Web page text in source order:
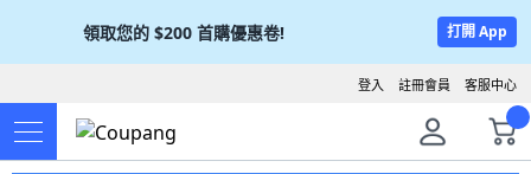
領取您的 $200 首購優惠卷! 打開 App
客服中心
註冊會員
登入